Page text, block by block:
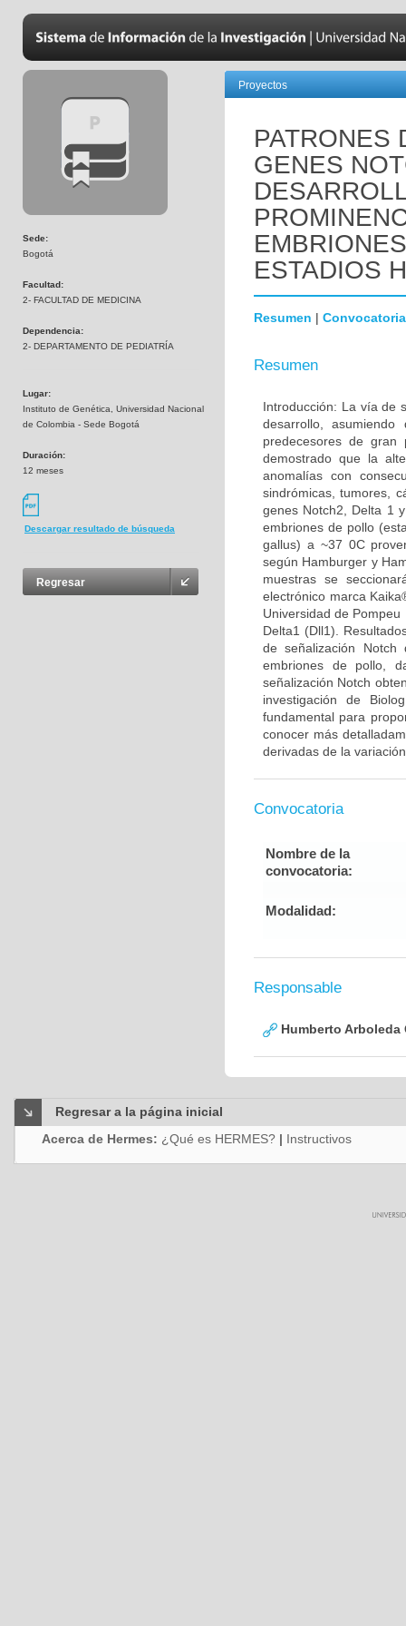
Sede:
Bogotá
Facultad:
2- FACULTAD DE MEDICINA
Dependencia:
2- DEPARTAMENTO DE PEDIATRÍA
Lugar:
Instituto de Genética, Universidad Nacional
de Colombia - Sede Bogotá
Duración:
12 meses
Descargar resultado de búsqueda
Regresar
Proyectos
PATRONES
GENES
ESTADIOS
Resumen | Convocatoria
Resumen
Introducción: La vía de
desarrollo,
predecesores de gran
demostrado que la
anomalías con
sindrómicas, tumores,
genes Notch2, Delta 1
embriones de pollo
gallus) a ~37 0C
según Hamburger y
muestras se
electrónico marca
Universidad de
Delta1 (Dll1).
de señalización
embriones de pollo,
señalización Notch
investigación de
fundamental para
conocer más
derivadas de la
Convocatoria
Nombre de la
convocatoria:
Modalidad:
Responsable
Humberto Arboleda
Regresar a la página inicial
Acerca de Hermes: ¿Qué es HERMES? | Instructivos